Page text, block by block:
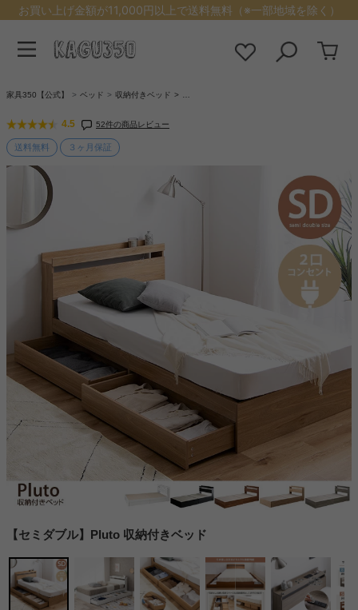
お買い上げ金額が11,000円以上で送料無料（※一部地域を除く）
家具350【公式】 ベッド 収納付きベッド
4.5 52件の商品レビュー
送料無料 ３ヶ月保証
【セミダブル】Pluto 収納付きベッド